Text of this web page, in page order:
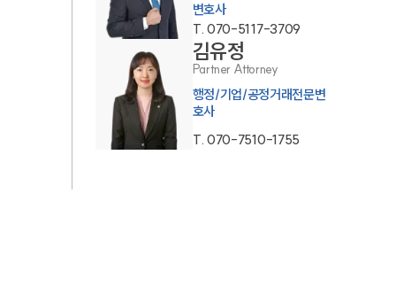
AI대륜
업무사례
주요 업무사례
변호사
T. 070-5117-3709
김유정
Partner Attorney
행정/기업/공정거래전문변
호사
T. 070-7510-1755